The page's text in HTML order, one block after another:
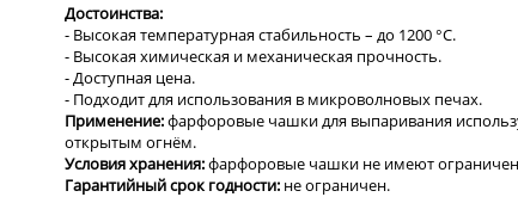
Достоинства:
- Высокая температурная стабильность – до 1200 °С.
- Высокая химическая и механическая прочность.
- Доступная цена.
- Подходит для использования в микроволновых печах.
Применение:фарфоровые чашки для выпаривания
открытым огнём.
Условия хранения:фарфоровые чашки не имеют
Гарантийный срок годности: не ограничен.